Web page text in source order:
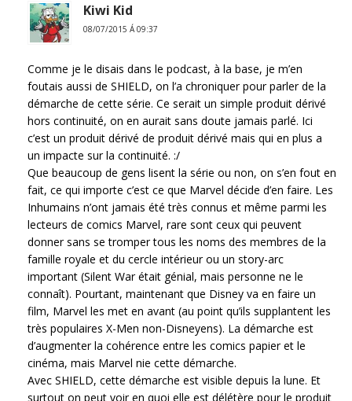
Kiwi Kid
08/07/2015 Á 09:37
Comme je le disais dans le podcast, à la base, je m’en
foutais aussi de SHIELD, on l’a chroniquer pour parler de la
démarche de cette série. Ce serait un simple produit dérivé
hors continuité, on en aurait sans doute jamais parlé. Ici
c’est un produit dérivé de produit dérivé mais qui en plus a
un impacte sur la continuité. :/
Que beaucoup de gens lisent la série ou non, on s’en fout en
fait, ce qui importe c’est ce que Marvel décide d’en faire. Les
Inhumains n’ont jamais été très connus et même parmi les
lecteurs de comics Marvel, rare sont ceux qui peuvent
donner sans se tromper tous les noms des membres de la
famille royale et du cercle intérieur ou un story-arc
important (Silent War était génial, mais personne ne le
connaît). Pourtant, maintenant que Disney va en faire un
film, Marvel les met en avant (au point qu’ils supplantent les
très populaires X-Men non-Disneyens). La démarche est
d’augmenter la cohérence entre les comics papier et le
cinéma, mais Marvel nie cette démarche.
Avec SHIELD, cette démarche est visible depuis la lune. Et
surtout on peut voir en quoi elle est délétère pour le produit